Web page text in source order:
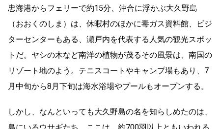
忠海港からフェリーで約15分、沖合に浮かぶ大久野島
（おおくのしま）は、休暇村のほかに毒ガス資料館、ビジ
ターセンターもある、瀬戸内を代表する人気の観光スポッ
トだ。ヤシの木など南洋の植物が茂るその風景は、南国の
リゾート地のよう。テニスコートやキャンプ場もあり、7
月中旬から8月下旬は海水浴場やプールもオープンする。
しかし、なんといっても大久野島の名を知らしめたのは、
島にいるウサギたち。ここは、約700羽以上ともいわれる